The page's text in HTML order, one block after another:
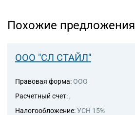
Похожие предложения
ООО "СЛ СТАЙЛ"
Правовая форма: ООО
Расчетный счет: ,
Налогообложение:УСН 15%